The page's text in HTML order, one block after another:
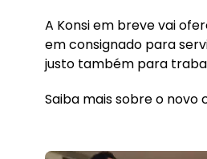
A Konsi em breve vai
em consignado para
justo também para
Saiba mais sobre o novo